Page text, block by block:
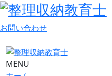
お問い合わせ
MENU